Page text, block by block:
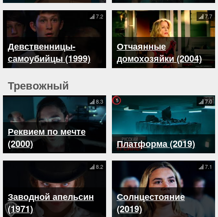
Девственницы-
самоубийцы (1999)
7.2
Отчаянные
домохозяйки (2004)
7.7
Тревожный
Реквием по мечте
(2000)
8.3
Платформа (2019)
7.0
Заводной апельсин
(1971)
8.2
Солнцестояние
(2019)
7.1